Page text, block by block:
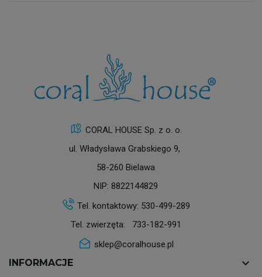
CORAL HOUSE Sp. z o. o.
ul. Władysława Grabskiego 9,
58-260 Bielawa
NIP: 8822144829
Tel. kontaktowy: 530-499-289
Tel. zwierzęta: 733-182-991
sklep@coralhouse.pl
INFORMACJE keyboard_arrow_down